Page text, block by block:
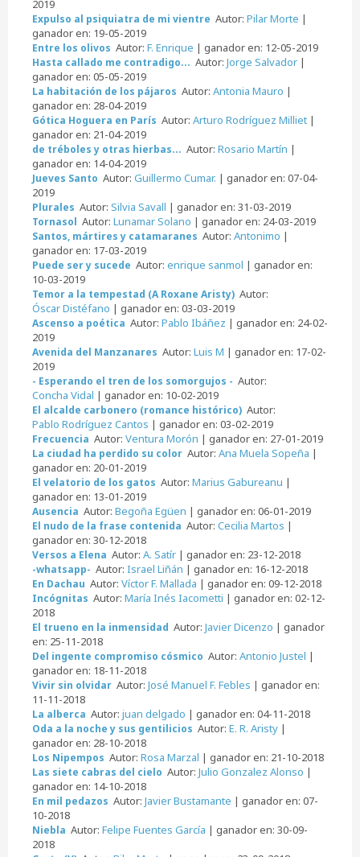
2019
Expulso al psiquiatra de mi vientre Autor: Pilar Morte |
ganador en: 19-05-2019
Entre los olivos Autor: F. Enrique | ganador en: 12-05-2019
Hasta callado me contradigo... Autor: Jorge Salvador |
ganador en: 05-05-2019
La habitación de los pájaros Autor: Antonia Mauro |
ganador en: 28-04-2019
Gótica Hoguera en París Autor: Arturo Rodríguez Milliet |
ganador en: 21-04-2019
de tréboles y otras hierbas... Autor: Rosario Martín |
ganador en: 14-04-2019
Jueves Santo Autor: Guillermo Cumar. | ganador en: 07-04-
2019
Plurales Autor: Silvia Savall | ganador en: 31-03-2019
Tornasol Autor: Lunamar Solano | ganador en: 24-03-2019
Santos, mártires y catamaranes Autor: Antonimo |
ganador en: 17-03-2019
Puede ser y sucede Autor: enrique sanmol | ganador en:
10-03-2019
Temor a la tempestad (A Roxane Aristy) Autor:
Óscar Distéfano | ganador en: 03-03-2019
Ascenso a poética Autor: Pablo Ibáñez | ganador en: 24-02-
2019
Avenida del Manzanares Autor: Luis M | ganador en: 17-02-
2019
- Esperando el tren de los somorgujos - Autor:
Concha Vidal | ganador en: 10-02-2019
El alcalde carbonero (romance histórico) Autor:
Pablo Rodríguez Cantos | ganador en: 03-02-2019
Frecuencia Autor: Ventura Morón | ganador en: 27-01-2019
La ciudad ha perdido su color Autor: Ana Muela Sopeña |
ganador en: 20-01-2019
El velatorio de los gatos Autor: Marius Gabureanu |
ganador en: 13-01-2019
Ausencia Autor: Begoña Egüen | ganador en: 06-01-2019
El nudo de la frase contenida Autor: Cecilia Martos |
ganador en: 30-12-2018
Versos a Elena Autor: A. Satír | ganador en: 23-12-2018
-whatsapp- Autor: Israel Liñán | ganador en: 16-12-2018
En Dachau Autor: Víctor F. Mallada | ganador en: 09-12-2018
Incógnitas Autor: María Inés Iacometti | ganador en: 02-12-
2018
El trueno en la inmensidad Autor: Javier Dicenzo | ganador
en: 25-11-2018
Del ingente compromiso cósmico Autor: Antonio Justel |
ganador en: 18-11-2018
Vivir sin olvidar Autor: José Manuel F. Febles | ganador en:
11-11-2018
La alberca Autor: juan delgado | ganador en: 04-11-2018
Oda a la noche y sus gentilicios Autor: E. R. Aristy |
ganador en: 28-10-2018
Los Nipempos Autor: Rosa Marzal | ganador en: 21-10-2018
Las siete cabras del cielo Autor: Julio Gonzalez Alonso |
ganador en: 14-10-2018
En mil pedazos Autor: Javier Bustamante | ganador en: 07-
10-2018
Niebla Autor: Felipe Fuentes García | ganador en: 30-09-
2018